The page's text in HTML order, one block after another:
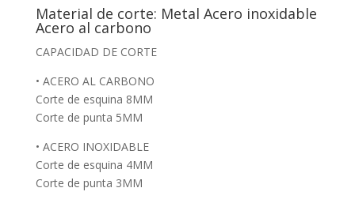
Material de corte: Metal Acero inoxidable
Acero al carbono
CAPACIDAD DE CORTE
• ACERO AL CARBONO
Corte de esquina 8MM
Corte de punta 5MM
• ACERO INOXIDABLE
Corte de esquina 4MM
Corte de punta 3MM